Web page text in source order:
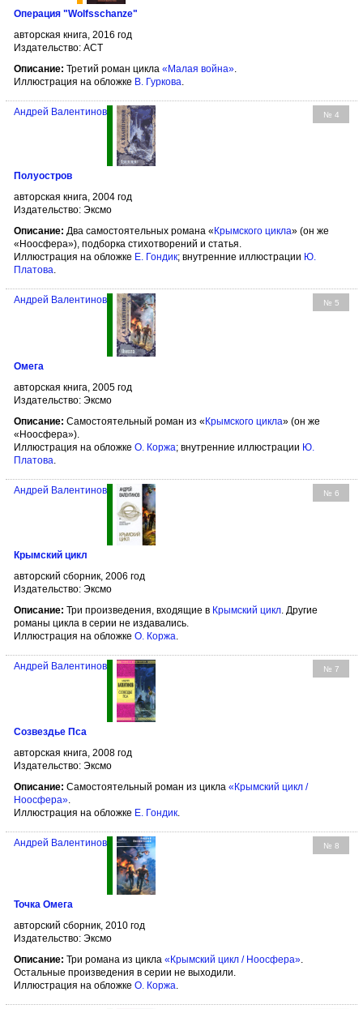
Операция "Wolfsschanze"
авторская книга, 2016 год
Издательство: АСТ
Описание: Третий роман цикла «Малая война».
Иллюстрация на обложке В. Гуркова.
№ 4
Андрей Валентинов
Полуостров
авторская книга, 2004 год
Издательство: Эксмо
Описание: Два самостоятельных романа « Крымского цикла» (он же
«Ноосфера»), подборка стихотворений и статья.
Иллюстрация на обложке Е. Гондик; внутренние иллюстрации Ю.
Платова.
№ 5
Андрей Валентинов
Омега
авторская книга, 2005 год
Издательство: Эксмо
Описание: Самостоятельный роман из «Крымского цикла» (он же
«Ноосфера»).
Иллюстрация на обложке О. Коржа; внутренние иллюстрации Ю.
Платова
№ 6
Андрей Валентинов
Крымский цикл
авторский сборник, 2006 год
Издательство: Эксмо
Описание: Три произведения, входящие в Крымский цикл . Другие
романы цикла в серии не издавались.
Иллюстрация на обложке О. Коржа
№ 7
Андрей Валентинов
Созвездье Пса
авторская книга, 2008 год
Издательство: Эксмо
Описание: Самостоятельный роман из цикла «Крымский цикл /
Ноосфера».
Иллюстрация на обложке Е. Гондик.
№ 8
Андрей Валентинов
Точка Омега
авторский сборник, 2010 год
Издательство: Эксмо
Описание: Три романа из цикла «Крымский цикл / Ноосфера».
Остальные произведения в серии не выходили.
Иллюстрация на обложке О. Коржа.